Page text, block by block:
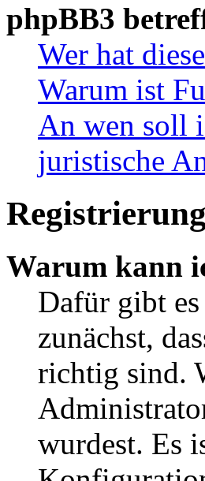
phpBB3
Wer hat
Warum ist
An wen soll
juristische
Warum kann
Dafür gibt
zunächst,
richtig sind.
wurdest. Es